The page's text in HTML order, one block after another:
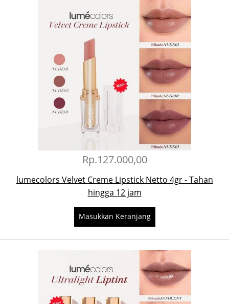
Rp.127.000,00
lumecolors Velvet Creme Lipstick Netto 4gr - Tahan
hingga 12 jam
Masukkan Keranjang